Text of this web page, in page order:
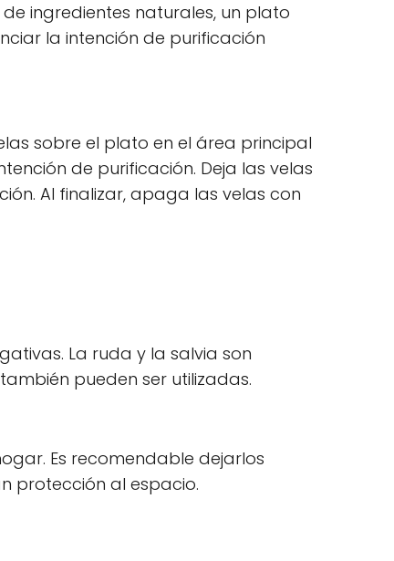
ingredientes naturales, un plato
la intención de purificación
sobre el plato en el área principal
de purificación. Deja las velas
Al finalizar, apaga las velas con
La ruda y la salvia son
pueden ser utilizadas.
Es recomendable dejarlos
protección al espacio.